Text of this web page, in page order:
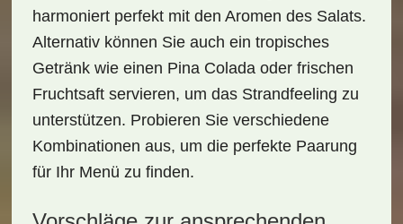
harmoniert perfekt mit den Aromen des Salats.
Alternativ können Sie auch ein tropisches
Getränkwie einen Pina Coladaoder frischen
Fruchtsaftservieren, um das Strandfeeling zu
unterstützen. Probieren Sie verschiedene
Kombinationen aus, um die perfekte Paarung
für Ihr Menü zu finden.